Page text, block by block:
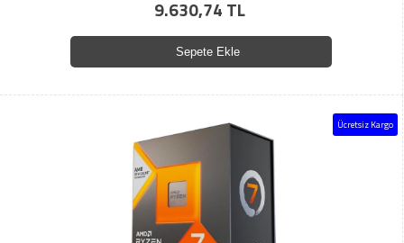
9.630,74 TL
Sepete Ekle
Ücretsiz Kargo